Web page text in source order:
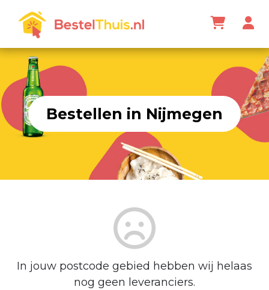
Bestellen in Nijmegen
In jouw postcode gebied hebben wij helaas
nog geen leveranciers.